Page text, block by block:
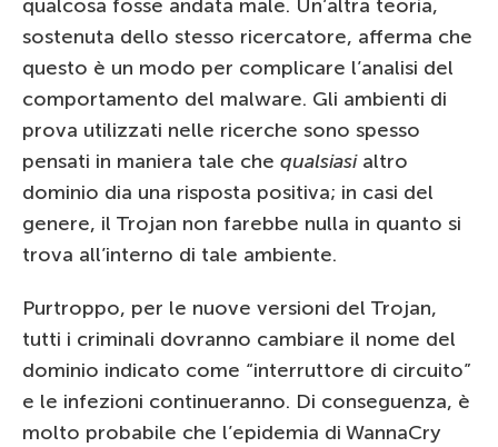
qualcosa fosse andata male. Un’altra teoria,
sostenuta dello stesso ricercatore, afferma che
questo è un modo per complicare l’analisi del
comportamento del malware. Gli ambienti di
prova utilizzati nelle ricerche sono spesso
pensati in maniera tale che qualsiasialtro
dominio dia una risposta positiva; in casi del
genere, il Trojan non farebbe nulla in quanto si
trova all’interno di tale ambiente.
Purtroppo, per le nuove versioni del Trojan,
tutti i criminali dovranno cambiare il nome del
dominio indicato come “interruttore di circuito”
e le infezioni continueranno. Di conseguenza, è
molto probabile che l’epidemia di WannaCry